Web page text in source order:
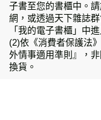
子書至您的書櫃中。
網，或透過天下雜誌群
「我的電子書櫃」中
(2)依《消費者保護法
外情事適用準則』，
換貨。